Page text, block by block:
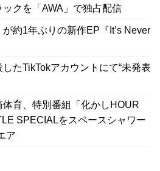
クを「AWA」で独占配信
約1年ぶりの新作EP『It’s Never
たTikTokアカウントにて“未発表
体育、特別番組「化かしHOUR
SPECIALをスペースシャワー
ア